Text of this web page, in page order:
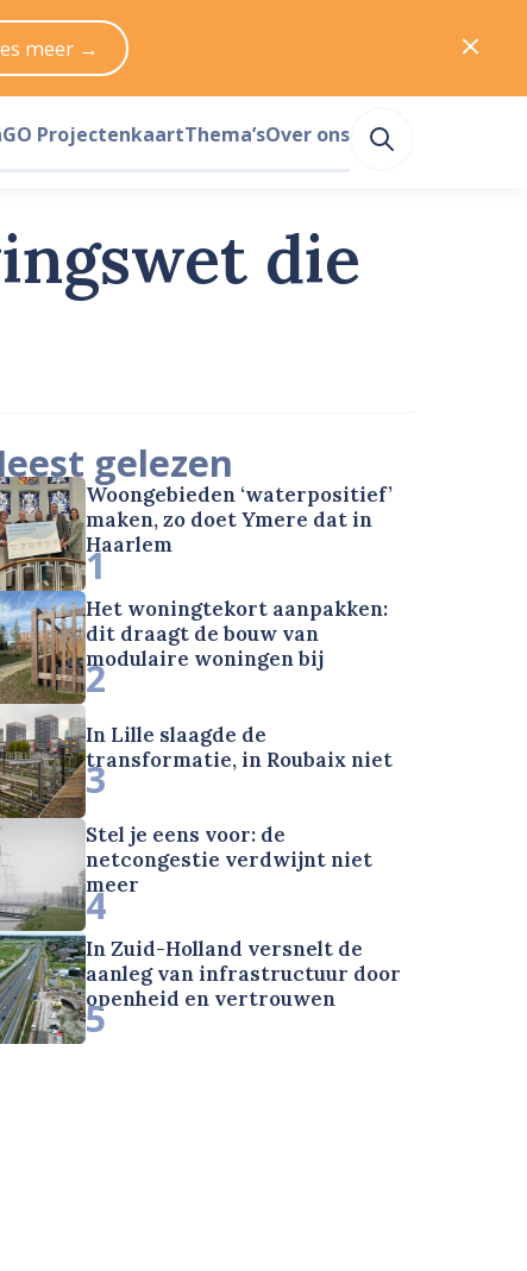
die
gelezen
Woongebieden ‘waterpositief’
maken, zo doet Ymere dat in
Haarlem
1
Het woningtekort aanpakken:
dit draagt de bouw van
modulaire woningen bij
2
In Lille slaagde de
transformatie, in Roubaix niet
3
Stel je eens voor: de
netcongestie verdwijnt niet
meer
4
In Zuid-Holland versnelt de
aanleg van infrastructuur door
openheid en vertrouwen
5
meer →
GO ProjectenkaartThema’sOver ons